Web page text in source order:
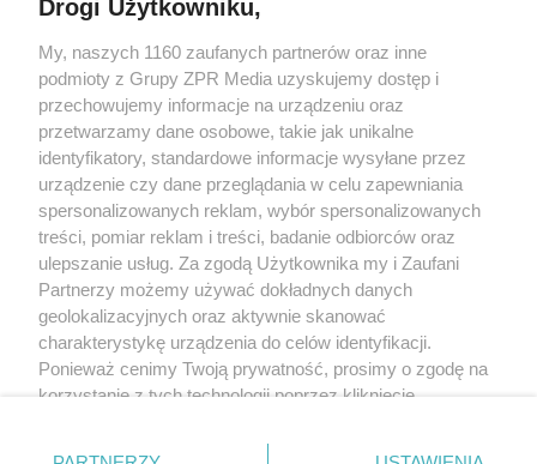
Żaden utwór zamieszczony w serwisie nie może być powielany i
rozpowszechniany lub dalej rozpowszechniany w jakikolwiek sposób (w
tym także elektroniczny lub mechaniczny) na jakimkolwiek polu
eksploatacji w jakiejkolwiek formie, włącznie z umieszczaniem w Internecie
bez pisemnej zgody właściciela praw. Jakiekolwiek użycie lub
wykorzystanie utworów w całości lub w części z naruszeniem prawa, tzn.
bez właściwej zgody, jest zabronione pod groźbą kary i może być ścigane
prawnie.
O nas
Drogi Użytkowniku,
My, naszych 1160 zaufanych partnerów oraz inne
podmioty z Grupy ZPR Media uzyskujemy dostęp i
przechowujemy informacje na urządzeniu oraz
przetwarzamy dane osobowe, takie jak unikalne
identyfikatory, standardowe informacje wysyłane przez
urządzenie czy dane przeglądania w celu zapewniania
spersonalizowanych reklam, wybór spersonalizowanych
treści, pomiar reklam i treści, badanie odbiorców oraz
ulepszanie usług. Za zgodą Użytkownika my i Zaufani
Partnerzy możemy używać dokładnych danych
geolokalizacyjnych oraz aktywnie skanować
charakterystykę urządzenia do celów identyfikacji.
Ponieważ cenimy Twoją prywatność, prosimy o zgodę na
korzystanie z tych technologii poprzez kliknięcie
zmienić/wycofać klikając przycisk ustawień prywatności